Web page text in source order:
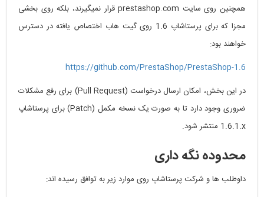
همچنین روی سایت prestashop.com قرار نمیگیرند، بلکه روی بخشی
مجزا که برای پرستاشاپ 1.6 روی گیت هاب اختصاص یافته در دسترس
خواهند بود:
https://github.com/PrestaShop/PrestaShop-1.6
در این بخش، امکان ارسال درخواست (Pull Request) برای رفع مشکلات
ضروری وجود دارد تا به صورت یک نسخه مکمل (Patch) برای پرستاشاپ
1.6.1.x منتشر شود.
محدوده نگه داری
داوطلب ها و شرکت پرستاشاپ روی موارد زیر به توافق رسیده اند: